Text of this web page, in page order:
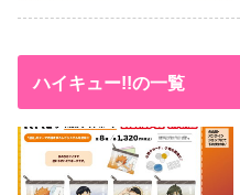
ハイキュー!!の一覧